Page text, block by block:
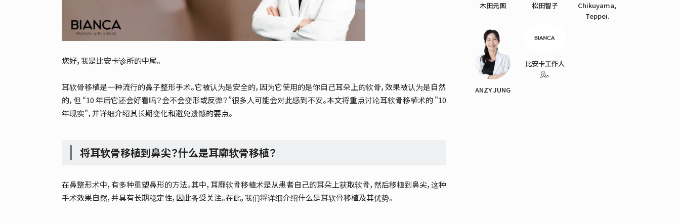
您好，我是比安卡诊所的中尾。
耳软骨移植是一种流行的鼻子整形手术。它被认为是安全的，因为它使用的是你自己耳朵上的软骨，效果被认为是自然
的，但 “10 年后它还会好看吗？会不会变形或反弹？”很多人可能会对此感到不安。本文将重点讨论耳软骨移植术的 "10
年现实"，并详细介绍其长期变化和避免遗憾的要点。
将耳软骨移植到鼻尖？什么是耳廓软骨移植？
在鼻整形术中，有多种重塑鼻形的方法。其中，耳廓软骨移植术是从患者自己的耳朵上获取软骨，然后移植到鼻尖，这种
手术效果自然，并具有长期稳定性，因此备受关注。在此，我们将详细介绍什么是耳软骨移植及其优势。
木田元国 松田智子
Chikuyama,
Teppei.
ANZY JUNG
比安卡工作人
员。